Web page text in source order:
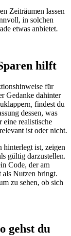
Zeiträumen lassen
in solchen
etwas anbietet.
hilft
für
Gedanke dahinter
findest du
dessen, was
eine realistische
ist oder nicht.
hinterlegt ist, zeigen
gültig darzustellen.
Code, der am
Nutzen bringt.
zu sehen, ob sich
gehst du